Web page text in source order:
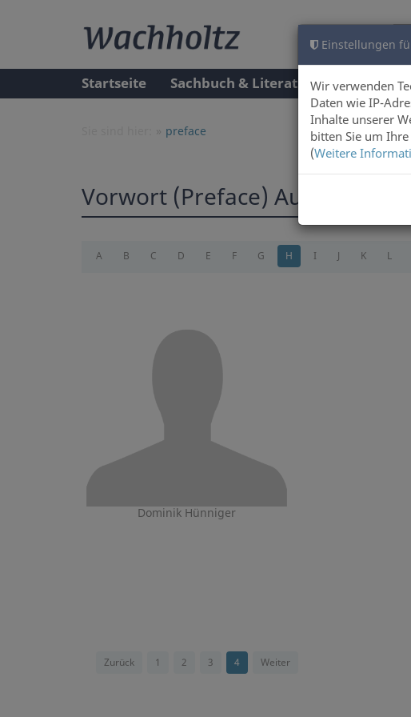
Einstellungen
Wir verwenden
Daten wie IP-
Inhalte unserer
bitten Sie um
(Weitere
Startseite Sachbuch & Literatur Autoren
preface
Vorwort (Preface) Autoren
A B C D E F G H I J K L
Dominik Hünniger
Zurück 1 2 3 4 Weiter